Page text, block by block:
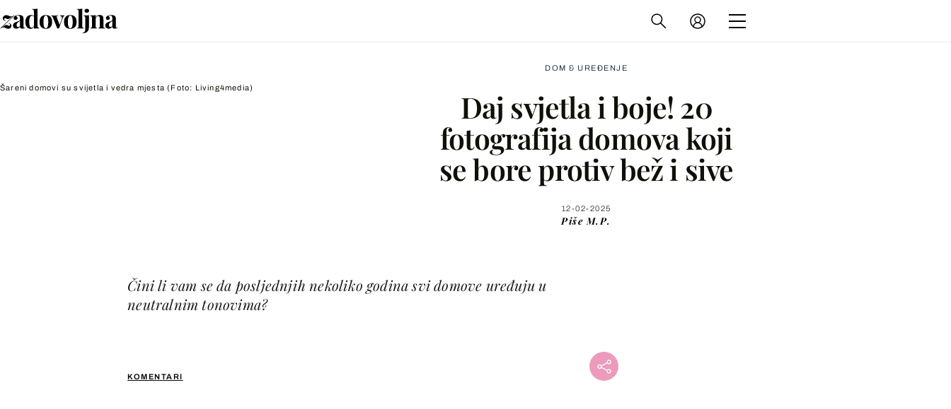
Šareni domovi su svijetla i vedra mjesta(Foto: Living4media)
DOM & UREĐENJE
Daj svjetla i boje! 20
fotografija domova koji
se bore protiv bež i sive
12-02-2025
Piše M.P.
KOMENTARI
Čini li vam se da posljednjih nekoliko godina svi domove uređuju u
neutralnim tonovima?
Facebook